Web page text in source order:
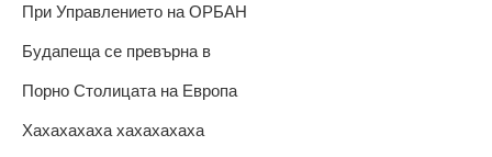
При Управлението на ОРБАН
Будапеща се превърна в
Порно Столицата на Европа
Хахахахаха хахахахаха